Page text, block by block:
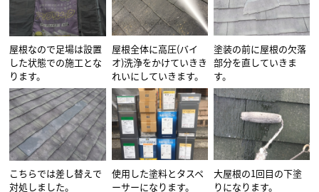
屋根なので足場は設置
した状態での施工とな
ります。
屋根全体に高圧(バイ
オ)洗浄をかけていきき
れいにしていきます。
塗装の前に屋根の欠落
部分を直していきま
す。
こちらでは差し替えで
対処しました。
使用した塗料とタスペ
ーサーになります。
大屋根の1回目の下塗
りになります。